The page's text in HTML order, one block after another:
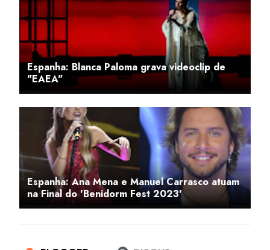
Espanha: Blanca Paloma grava videoclip de
"EAEA"
Espanha: Ana Mena e Manuel Carrasco atuam
na Final do 'Benidorm Fest 2023'